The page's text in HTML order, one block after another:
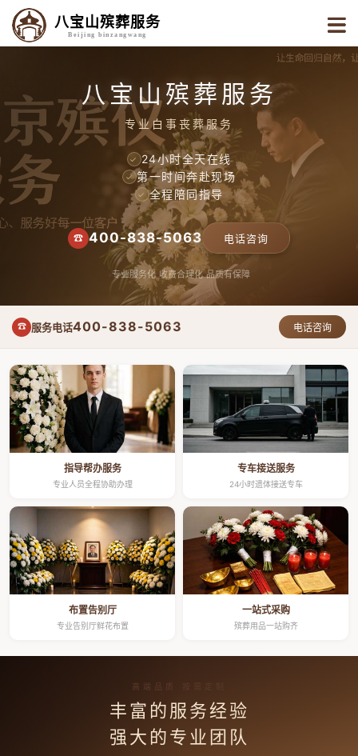
八宝山殡葬服务
Beijing binzangwang
八宝山殡葬服务
专业白事丧葬服务
✓ 24小时全天在线
✓ 第一时间奔赴现场
✓ 全程陪同指导
☎ 400-838-5063 电话咨询
专业服务化 收费合理化 品质有保障
☎ 服务电话400-838-5063 电话咨询
指导帮办服务
专业人员全程协助办理
专车接送服务
24小时遗体接送专车
布置告别厅
专业告别厅鲜花布置
一站式采购
殡葬用品一站购齐
高端品质 按需定制
丰富的服务经验
强大的专业团队